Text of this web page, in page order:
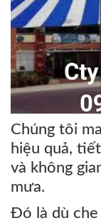
Chúng tôi
hiệu quả,
và không
mưa.
Đó là dù che